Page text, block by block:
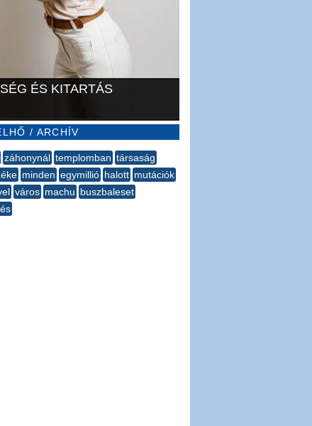
ÉS KITARTÁS
/ ARCHÍV
záhonynál templomban társaság
minden ​egymillió halott mutációk
város machu buszbaleset